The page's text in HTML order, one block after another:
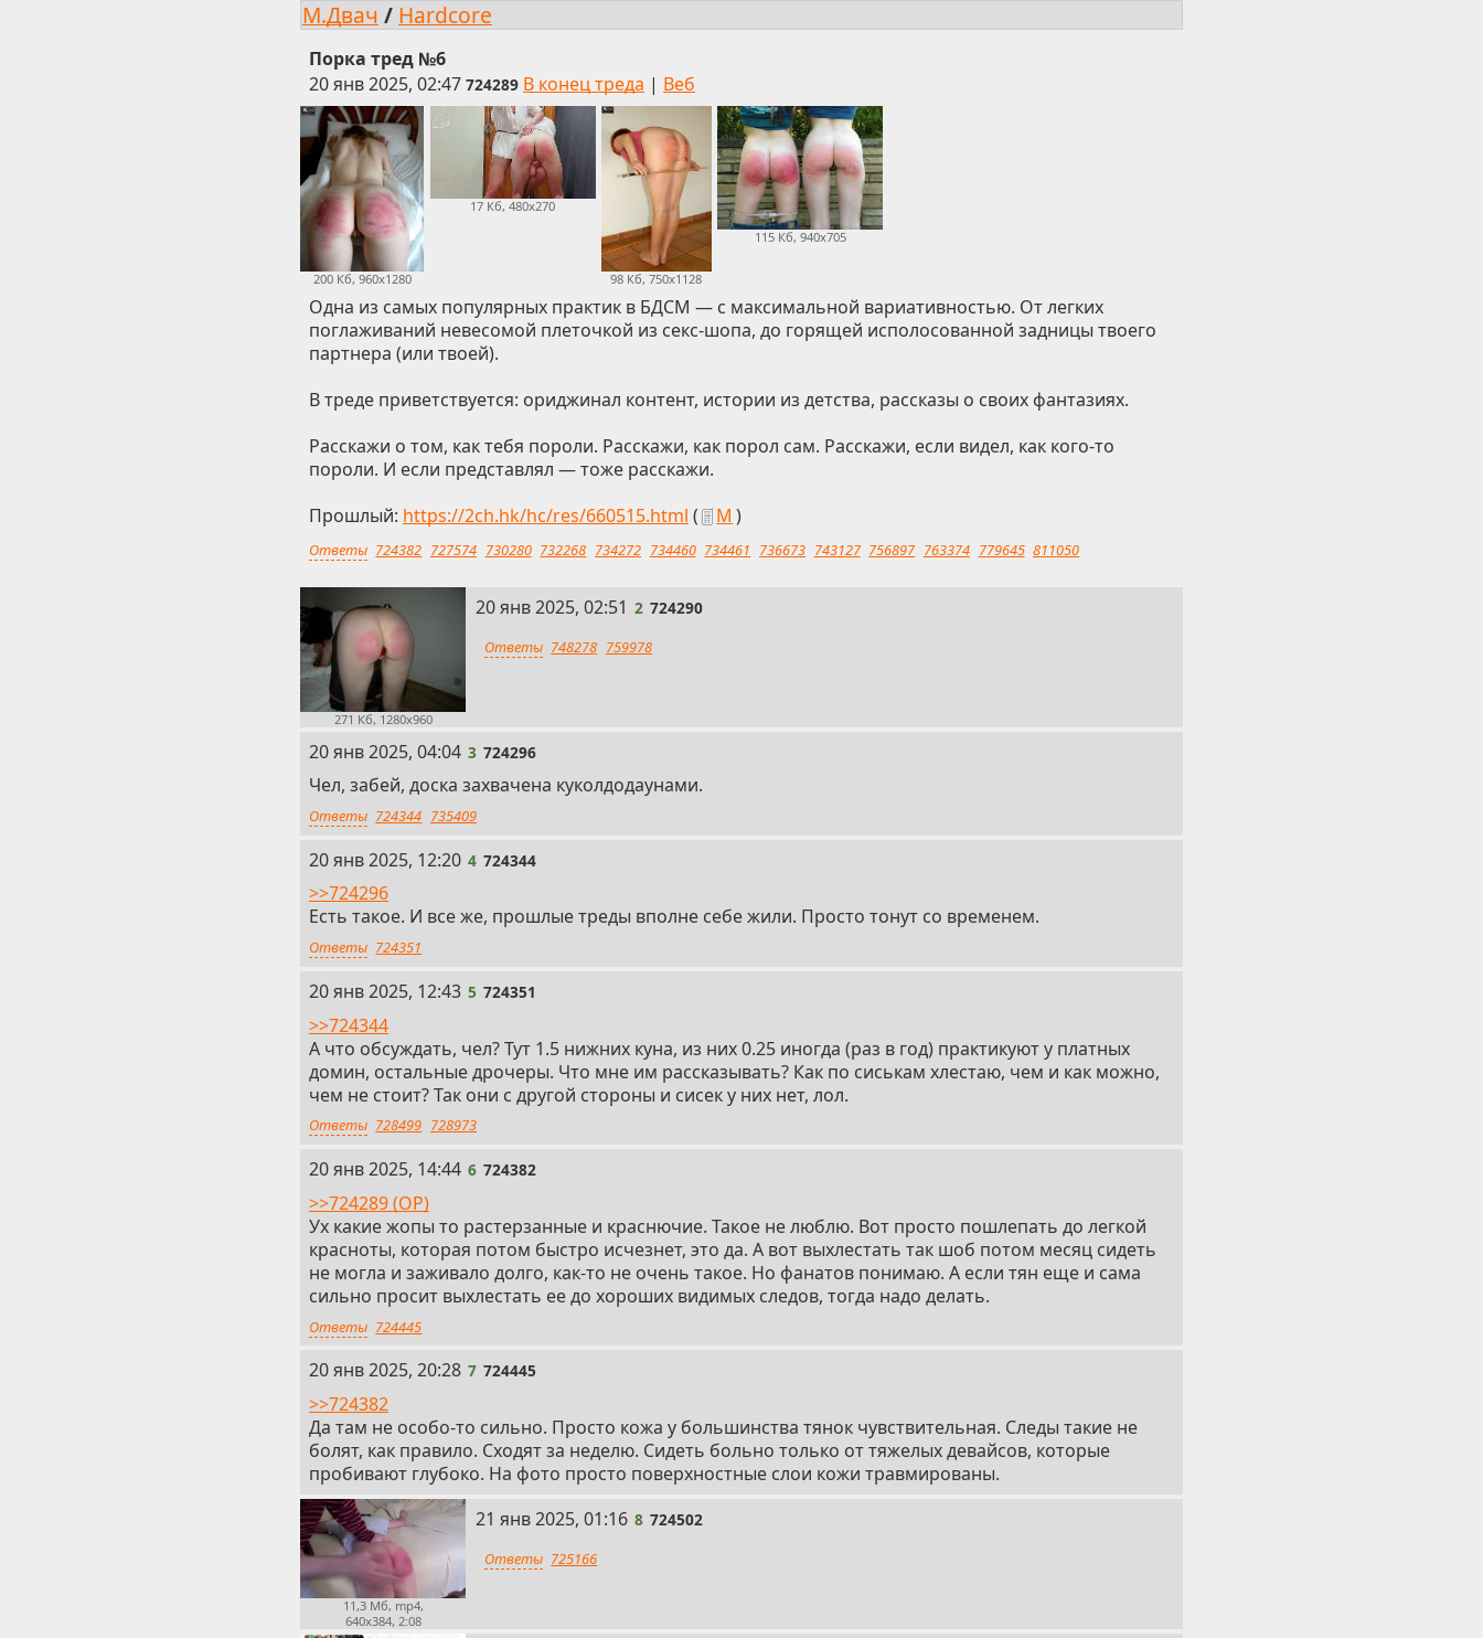
М.Двач / Hardcore
Порка тред №6
20 янв 2025, 02:47 724289 В конец треда | Веб
200 Кб, 960x1280
17 Кб, 480x270
98 Кб, 750x1128
115 Кб, 940x705
Одна из самых популярных практик в БДСМ — с максимальной вариативностью. От легких
поглаживаний невесомой плеточкой из секс-шопа, до горящей исполосованной задницы твоего
партнера (или твоей).
В треде приветствуется: ориджинал контент, истории из детства, рассказы о своих фантазиях.
Расскажи о том, как тебя пороли. Расскажи, как порол сам. Расскажи, если видел, как кого-то
пороли. И если представлял — тоже расскажи.
Прошлый: https://2ch.hk/hc/res/660515.html ( М )
Ответы 724382 727574 730280 732268 734272 734460 734461 736673 743127 756897 763374 779645 811050
271 Кб, 1280x960
2
20 янв 2025, 02:51 2 724290
Ответы 748278 759978
3
20 янв 2025, 04:04 3 724296
Чел, забей, доска захвачена куколдодаунами.
Ответы 724344 735409
4
20 янв 2025, 12:20 4 724344
>>724296
Есть такое. И все же, прошлые треды вполне себе жили. Просто тонут со временем.
Ответы 724351
5
20 янв 2025, 12:43 5 724351
>>724344
А что обсуждать, чел? Тут 1.5 нижних куна, из них 0.25 иногда (раз в год) практикуют у платных
домин, остальные дрочеры. Что мне им рассказывать? Как по сиськам хлестаю, чем и как можно,
чем не стоит? Так они с другой стороны и сисек у них нет, лол.
Ответы 728499 728973
6
20 янв 2025, 14:44 6 724382
>>724289 (OP)
Ух какие жопы то растерзанные и краснючие. Такое не люблю. Вот просто пошлепать до легкой
красноты, которая потом быстро исчезнет, это да. А вот выхлестать так шоб потом месяц сидеть
не могла и заживало долго, как-то не очень такое. Но фанатов понимаю. А если тян еще и сама
сильно просит выхлестать ее до хороших видимых следов, тогда надо делать.
Ответы 724445
7
20 янв 2025, 20:28 7 724445
>>724382
Да там не особо-то сильно. Просто кожа у большинства тянок чувствительная. Следы такие не
болят, как правило. Сходят за неделю. Сидеть больно только от тяжелых девайсов, которые
пробивают глубоко. На фото просто поверхностные слои кожи травмированы.
11,3 Мб, mp4,
640x384, 2:08
8
21 янв 2025, 01:16 8 724502
Ответы 725166